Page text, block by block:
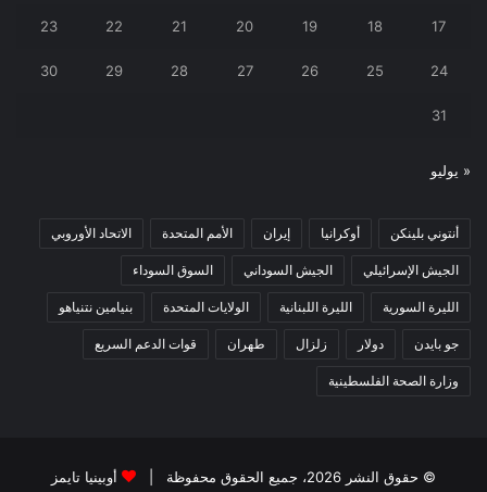
17
18
19
20
21
22
23
24
25
26
27
28
29
30
31
« يوليو
أنتوني بلينكن أوكرانيا إيران الأمم المتحدة الاتحاد الأوروبي
الجيش الإسرائيلي الجيش السوداني السوق السوداء
الليرة السورية الليرة اللبنانية الولايات المتحدة بنيامين نتنياهو
جو بايدن دولار زلزال طهران قوات الدعم السريع
وزارة الصحة الفلسطينية
© حقوق النشر 2026، جميع الحقوق محفوظة | أوبينيا تايمز